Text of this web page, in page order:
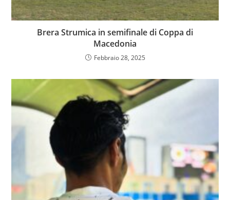
Brera Strumica in semifinale di Coppa di
Macedonia
Febbraio 28, 2025